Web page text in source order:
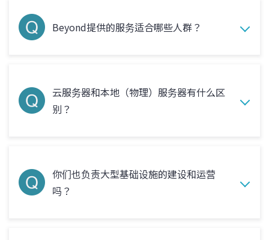
Beyond提供的服务适合哪些人群？
云服务器和本地（物理）服务器有什么区
别？
你们也负责大型基础设施的建设和运营
吗？